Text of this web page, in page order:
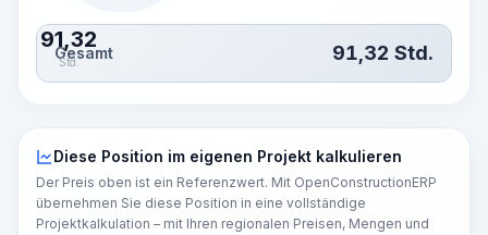
91,32
Std.
Gesamt 91,32 Std.
Diese Position im eigenen Projekt kalkulieren
Der Preis oben ist ein Referenzwert. Mit OpenConstructionERP
übernehmen Sie diese Position in eine vollständige
Projektkalkulation – mit Ihren regionalen Preisen, Mengen und